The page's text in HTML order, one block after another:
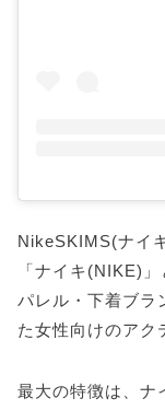
NikeSKIMS(ナイ
「ナイキ(NIKE)
パレル・下着ブラ
た女性向けのアク
最大の特徴は、ナ